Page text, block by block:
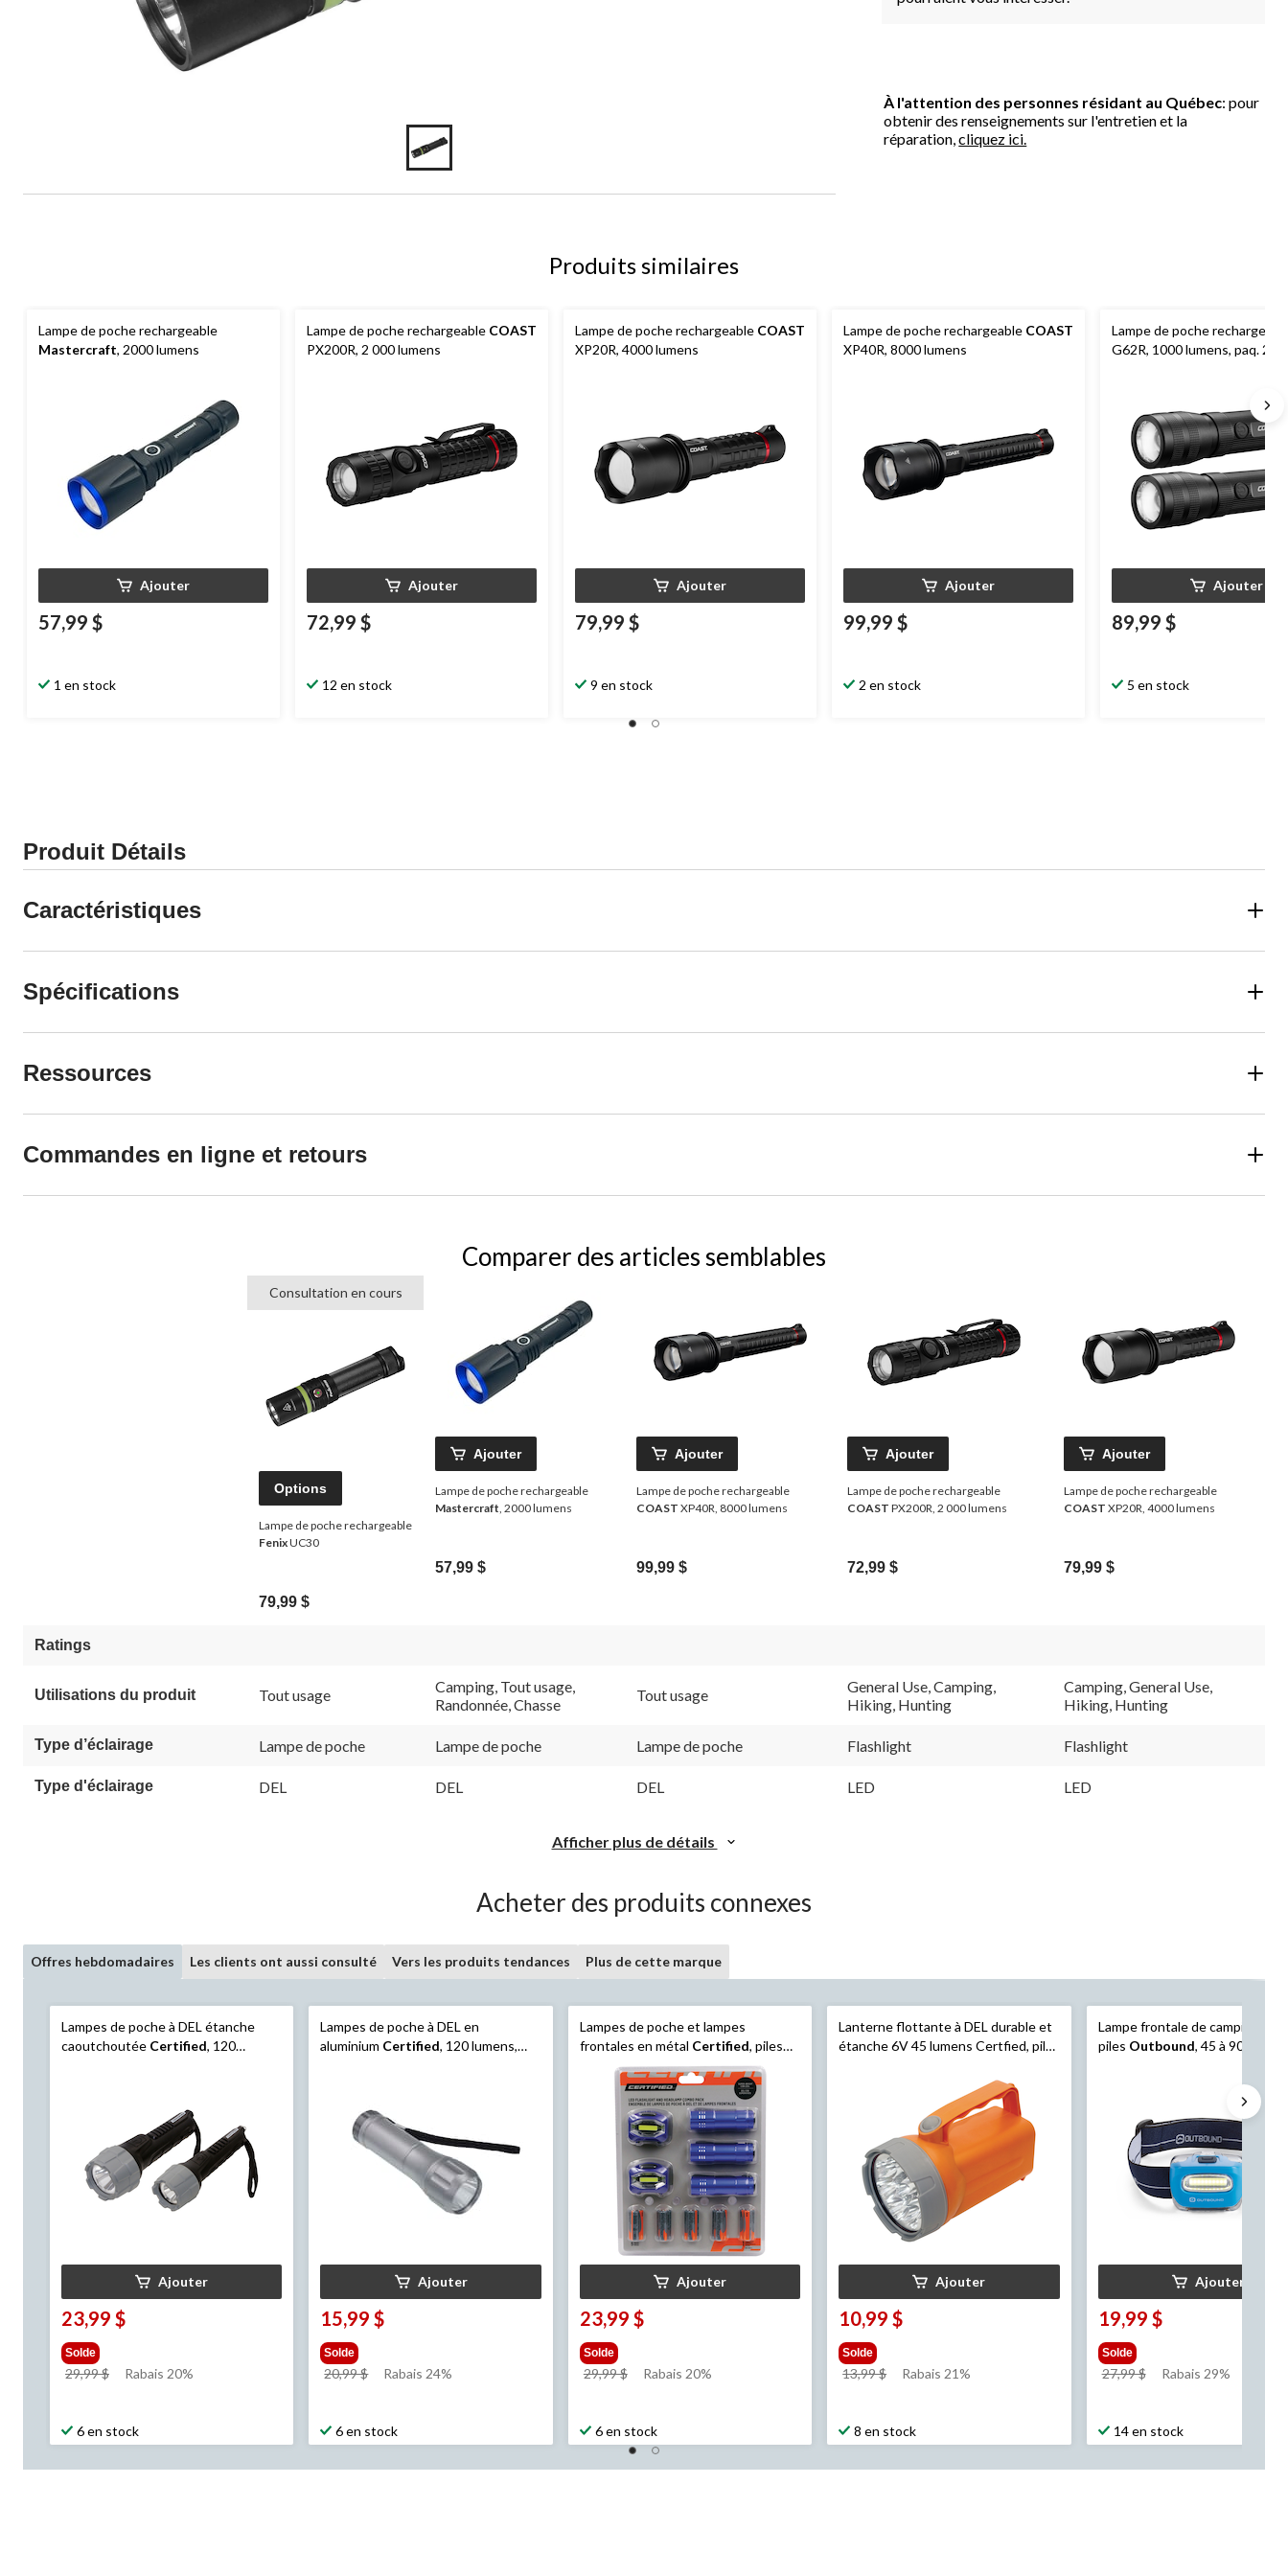
À l'attention des personnes résidant au Québec: pour
obtenir des renseignements sur l'entretien et la
réparation,cliquez ici.
Produits similaires
Lampe de poche rechargeable
Mastercraft, 2000 lumens
Ajouter
57,99 $
1 en stock
Lampe de poche rechargeable COAST
PX200R, 2 000 lumens
Ajouter
72,99 $
12 en stock
Lampe de poche rechargeable COAST
XP20R, 4000 lumens
Ajouter
79,99 $
9 en stock
Lampe de poche rechargeable COAST
XP40R, 8000 lumens
Ajouter
99,99 $
2 en stock
Lampe de poche
G62R, 1000 lumens, paq. 2
Ajouter
89,99 $
5 en stock
Produit Détails
Caractéristiques
Spécifications
Ressources
Commandes en ligne et retours
Comparer des articles semblables
Consultation en cours
Options
Lampe de poche rechargeable
FenixUC30
79,99 $
Ajouter
Lampe de poche rechargeable
Mastercraft , 2000 lumens
57,99 $
Ajouter
Lampe de poche rechargeable
COAST XP40R, 8000 lumens
99,99 $
Ajouter
Lampe de poche rechargeable
COAST PX200R, 2 000 lumens
72,99 $
Ajouter
Lampe de poche rechargeable
COAST XP20R, 4000 lumens
79,99 $
Ratings
Utilisations du produit Tout usage
Camping, Tout usage,
Randonnée, Chasse
Tout usage
General Use, Camping,
Hiking, Hunting
Camping, General Use,
Hiking, Hunting
Type d’éclairage Lampe de poche Lampe de poche Lampe de poche Flashlight Flashlight
Type d'éclairage DEL DEL DEL LED LED
Afficher plus de détails
Acheter des produits connexes
Offres hebdomadaires Les clients ont aussi consulté Vers les produits tendances Plus de cette marque
Lampes de poche à DEL étanche
caoutchoutée Certified, 120
Ajouter
23,99 $
Solde
29,99 $
prixRabais 20%
6 en stock
Lampes de poche à DEL en
aluminium Certified, 120 lumens,
Ajouter
15,99 $
Solde
20,99 $
prix
Rabais 24%
6 en stock
Lampes de poche et lampes
frontales en métal Certified, piles
comprises, paq. 5
Ajouter
23,99 $
Solde
29,99 $
prixRabais 20%
6 en stock
Lanterne flottante à DEL durable et
étanche 6V 45 lumens Certfied, pile
Ajouter
10,99 $
Solde
13,99 $
prixRabais 21%
8 en stock
Lampe frontale de camping à
piles Outbound, 45 à 90
Ajouter
19,99 $
Solde
27,99 $
prixRabais 29%
14 en stock